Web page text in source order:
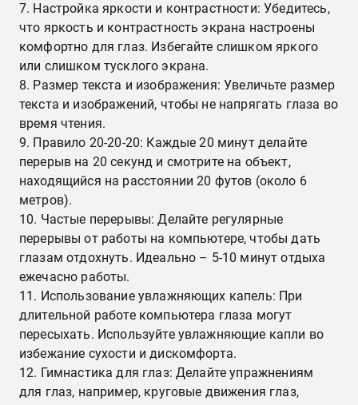
Настройка яркости и контрастности: Убедитесь,
что яркость и контрастность экрана настроены
комфортно для глаз. Избегайте слишком яркого
или слишком тусклого экрана.
Размер текста и изображения: Увеличьте размер
текста и изображений, чтобы не напрягать глаза во
время чтения.
Правило 20-20-20: Каждые 20 минут делайте
перерыв на 20 секунд и смотрите на объект,
находящийся на расстоянии 20 футов (около 6
метров).
Частые перерывы: Делайте регулярные
перерывы от работы на компьютере, чтобы дать
глазам отдохнуть. Идеально – 5-10 минут отдыха
ежечасно работы.
Использование увлажняющих капель: При
длительной работе компьютера глаза могут
пересыхать. Используйте увлажняющие капли во
избежание сухости и дискомфорта.
Гимнастика для глаз: Делайте упражнениям
для глаз, например, круговые движения глаз,